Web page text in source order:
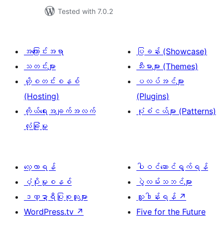
Tested with 7.0.2
အကြောင်းအရာ
သတင်းများ
ဟို့စတင်းစနစ်
(Hosting)
ကိုယ်ရေးအချက်အလက်
လုံခြုံမှု
ပြခန်း (Showcase)
သီးမားများ (Themes)
ပလပ်အင်များ
(Plugins)
ပုံစံငယ်များ (Patterns)
လေ့လာရန်
ပံ့ပိုးမှုစနစ်
ဒဏ္ဍာရီပြုစုသူများ
WordPress.tv ↗
ပါဝင်ဆောင်ရွက်ရန်
ပွဲလမ်းသဘင်များ
လှူဒါန်းရန် ↗
Five for the Future